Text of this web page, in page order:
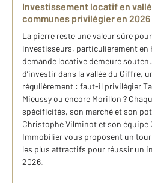
Investissement locatif en
communes privilégier en 2026
La pierre reste une valeur sûre
investisseurs, particulièrement en
demande locative demeure
d’investir dans la vallée du Giffre,
régulièrement : faut-il privilégier
Mieussy ou encore Morillon ?
spécificités, son marché et son
Christophe Vilminot et son équipe
Immobilier vous proposent un tour
les plus attractifs pour réussir un
2026.